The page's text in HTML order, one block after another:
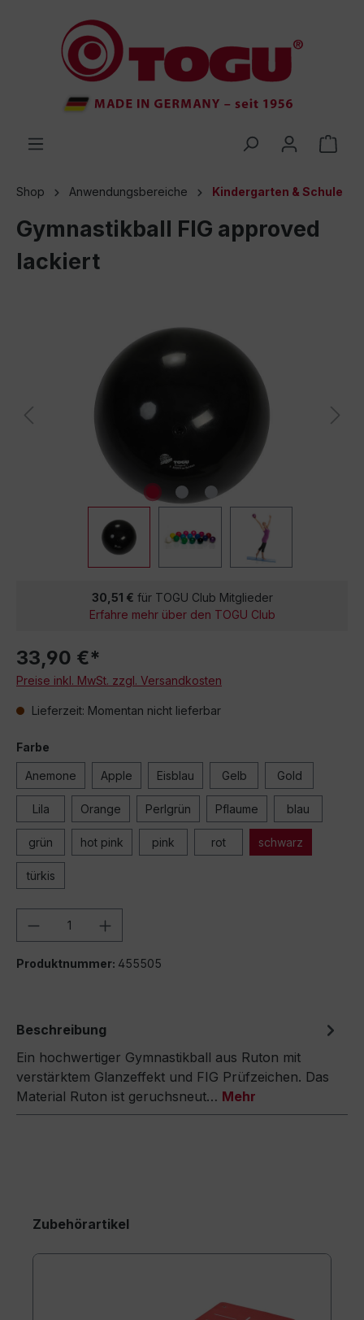
springen
Shop Anwendungsbereiche Kindergarten & Schule
Gymnastikball FIG approved
lackiert
30,51 € für TOGU Club Mitglieder
Erfahre mehr über den TOGU Club
33,90 €*
Preise inkl. MwSt. zzgl. Versandkosten
Lieferzeit: Momentan nicht lieferbar
Farbe
Anemone Apple Eisblau Gelb Gold
Lila Orange Perlgrün Pflaume blau
grün hot pink pink rot schwarz
türkis
Produkt Anzahl: Gib den
Produktnummer: 455505
Beschreibung
Ein hochwertiger Gymnastikball aus Ruton mit
verstärktem Glanzeffekt und FIG Prüfzeichen. Das
Material Ruton ist geruchsneut… Mehr
Zubehörartikel